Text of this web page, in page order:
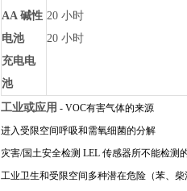
AA 碱性
电池
充电电
池
20 小时
20 小时
工业或应用 - VOC有害气体的来源
进入受限空间呼吸和需氧细菌的分解
灾害/国土安全检测 LEL 传感器所不能检测
工业卫生和受限空间多种潜在危险（苯、